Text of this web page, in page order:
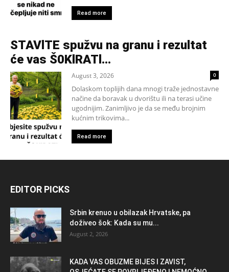
Read more
STAVlTE spužvu na granu i rezultat
će vas Š0KlRATl…
August 3, 2026 0
Dolaskom toplijih dana mnogi traže jednostavne
načine da boravak u dvorištu ili na terasi učine
ugodnijim. Zanimljivo je da se među brojnim
kućnim trikovima...
Read more
EDITOR PICKS
Srbin krenuo u obilazak Hrvatske, pa
doživeo šok: Kada su mu...
August 2, 2026
KADA VAS OBUZME BIJES I ZAVIST,